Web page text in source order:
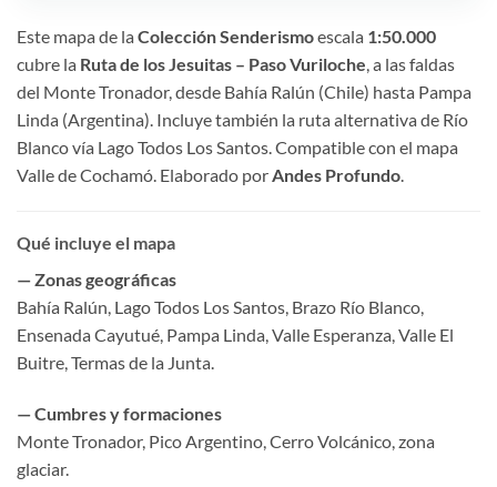
Este mapa de la Colección Senderismoescala 1:50.000
cubre la Ruta de los Jesuitas – Paso Vuriloche , a las faldas
del Monte Tronador, desde Bahía Ralún (Chile) hasta Pampa
Linda (Argentina). Incluye también la ruta alternativa de Río
Blanco vía Lago Todos Los Santos. Compatible con el mapa
Valle de Cochamó. Elaborado por Andes Profundo
Qué incluye el mapa
— Zonas geográficas
Bahía Ralún, Lago Todos Los Santos, Brazo Río Blanco,
Ensenada Cayutué, Pampa Linda, Valle Esperanza, Valle El
Buitre, Termas de la Junta.
— Cumbres y formaciones
Monte Tronador, Pico Argentino, Cerro Volcánico, zona
glaciar.